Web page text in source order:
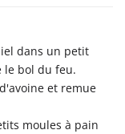
dans un petit
le bol du feu.
et remue
moules à pain